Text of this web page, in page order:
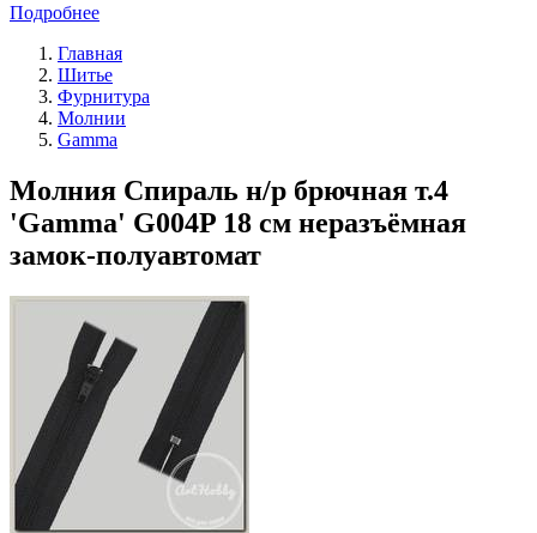
Подробнее
Главная
Шитье
Фурнитура
Молнии
Gamma
Молния Спираль н/р брючная т.4
'Gamma' G004P 18 см неразъёмная
замок-полуавтомат